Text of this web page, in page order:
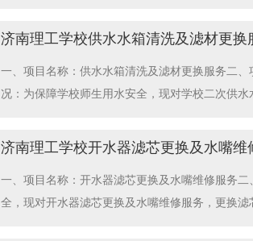
表、学历学位证书及学信网学历认证报告、教师
的顺序录用。资格审查时间：2023年10月7日上
德楼A306报名表.docx
水；不擅自（未经家长许可）与同学结伴游泳或
警等措施。2.告诉孩子：如果遇到同伴溺水，不
同伴、知归时、知内容。二、交通安全1.时值假
窗外，不得往车外抛扔物品。3.横穿马路、遇路
现火灾，拨打119报警，说清楚：详细地址、什
到陌生电话，坚持不透露、不相信、不理睬。遇
济南理工学校供水水箱清洗及滤材更换
一、项目名称：供水水箱清洗及滤材更换服务二
况：为保障学校师生用水安全，现对学校二次供
氧化氯（48%含量）8千克，预算1.4万元。”五、
济南理工学校开水器滤芯更换及水嘴维
一、项目名称：开水器滤芯更换及水嘴维修服务
全，现对开水器滤芯更换及水嘴维修服务，更换